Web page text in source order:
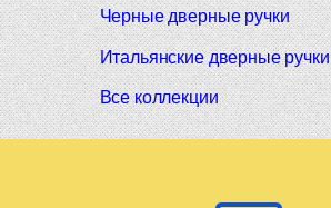
Черные дверные ручки
Итальянские дверные ручки
Все коллекции